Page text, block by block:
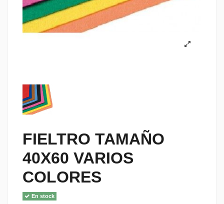
FIELTRO TAMAÑO
40X60 VARIOS
COLORES
En stock